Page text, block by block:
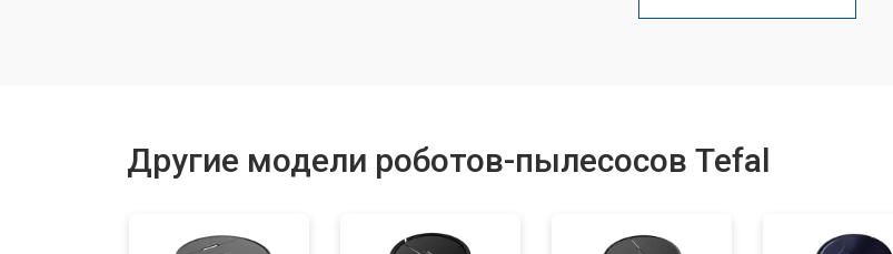
Другие модели роботов-пылесосов Tefal